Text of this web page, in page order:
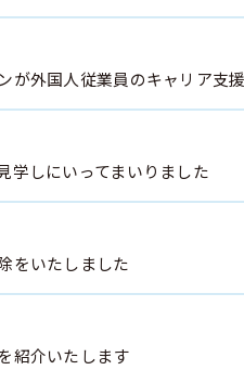
が外国人従業員のキャリア支
学しにいってまいりました
をいたしました
紹介いたします